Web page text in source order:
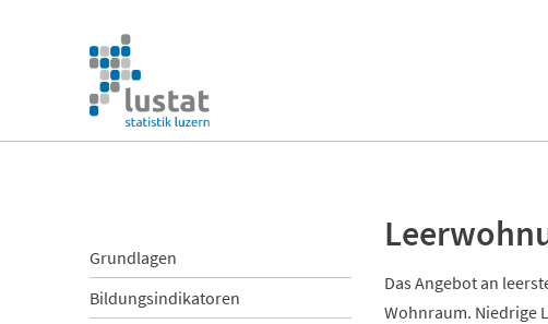
überspringen
Navigation
überspringen
Das Angebot an
Wohnraum. Niedrige
Navigation
überspringen
Grundlagen
Bildungsindikatoren